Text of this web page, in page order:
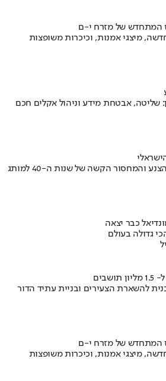
המתחדש של מזרח י-ם
מיצגי אמנות, וכיכרות משופצות
שליטה, אבטחת מידע וניהול אקלים חכם
איך אסם הפכה את תקופת הצנע והמחסור הקשה של שנות ה-40 למותג
כבר יצאה
גדולה בעולם
להשארת הצעירים ובניית עתיד הדור
המתחדש של מזרח י-ם
מיצגי אמנות, וכיכרות משופצות